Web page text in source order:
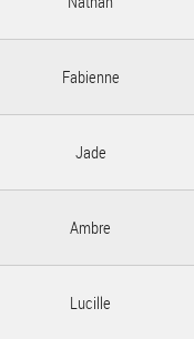
Fabienne
Jade
Ambre
Lucille